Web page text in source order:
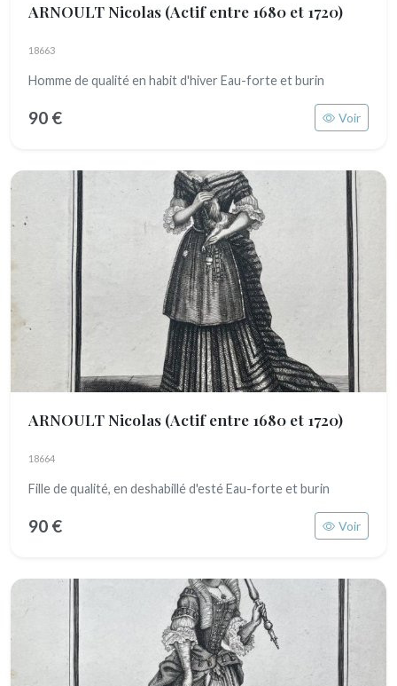
ARNOULT Nicolas (Actif entre 1680 et 1720)
18663
Homme de qualité en habit d'hiver Eau-forte et burin
90 € Voir
ARNOULT Nicolas (Actif entre 1680 et 1720)
18664
Fille de qualité, en deshabillé d'esté Eau-forte et burin
90 € Voir